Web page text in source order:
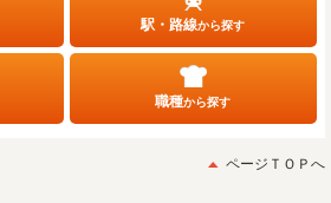
駅・路線から探す
職種から探す
ページＴＯＰへ